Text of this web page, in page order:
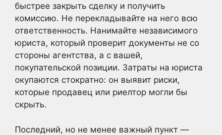
быстрее закрыть сделку и получить
комиссию. Не перекладывайте на него всю
ответственность. Нанимайте независимого
юриста, который проверит документы не со
стороны агентства, а с вашей,
покупательской позиции. Затраты на юриста
окупаются стократно: он выявит риски,
которые продавец или риелтор могли бы
скрыть.
Последний, но не менее важный пункт —